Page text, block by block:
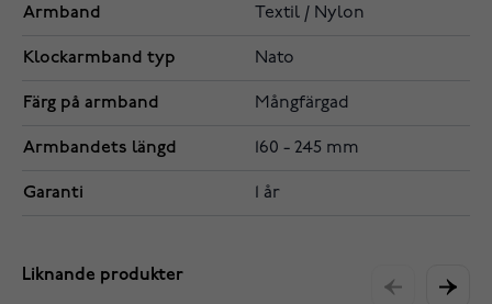
Armband Textil / Nylon
Klockarmband typ Nato
Färg på armband Mångfärgad
Armbandets längd 160 - 245 mm
Garanti 1 år
Liknande produkter